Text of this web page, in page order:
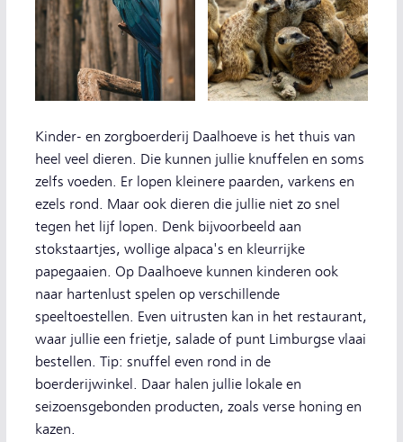
Kinder- en zorgboerderij Daalhoeve is het thuis van
heel veel dieren. Die kunnen jullie knuffelen en soms
zelfs voeden. Er lopen kleinere paarden, varkens en
ezels rond. Maar ook dieren die jullie niet zo snel
tegen het lijf lopen. Denk bijvoorbeeld aan
stokstaartjes, wollige alpaca's en kleurrijke
papegaaien. Op Daalhoeve kunnen kinderen ook
naar hartenlust spelen op verschillende
speeltoestellen. Even uitrusten kan in het restaurant,
waar jullie een frietje, salade of punt Limburgse vlaai
bestellen. Tip: snuffel even rond in de
boerderijwinkel. Daar halen jullie lokale en
seizoensgebonden producten, zoals verse honing en
kazen.